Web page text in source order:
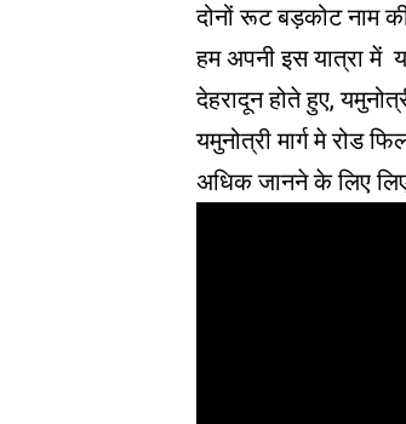
दोनों रूट बड़कोट नाम
हम अपनी इस यात्रा में
देहरादून होते हुए,
यमुनोत्री मार्ग मे रोड
अधिक जानने के लिए